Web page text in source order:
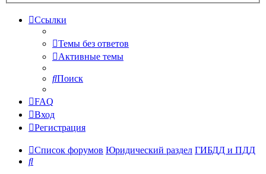
Ссылки
Темы без ответов
Активные темы
Поиск
FAQ
Вход
Регистрация
Список форумов Юридический раздел ГИБДД и ПДД
Поиск